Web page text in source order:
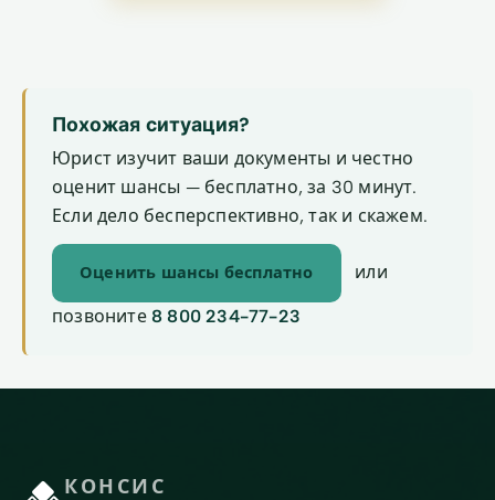
Похожая ситуация?
Юрист изучит ваши документы и честно
оценит шансы — бесплатно, за 30 минут.
Если дело бесперспективно, так и скажем.
Оценить шансы бесплатно или
позвоните 8 800 234-77-23
КОНСИС